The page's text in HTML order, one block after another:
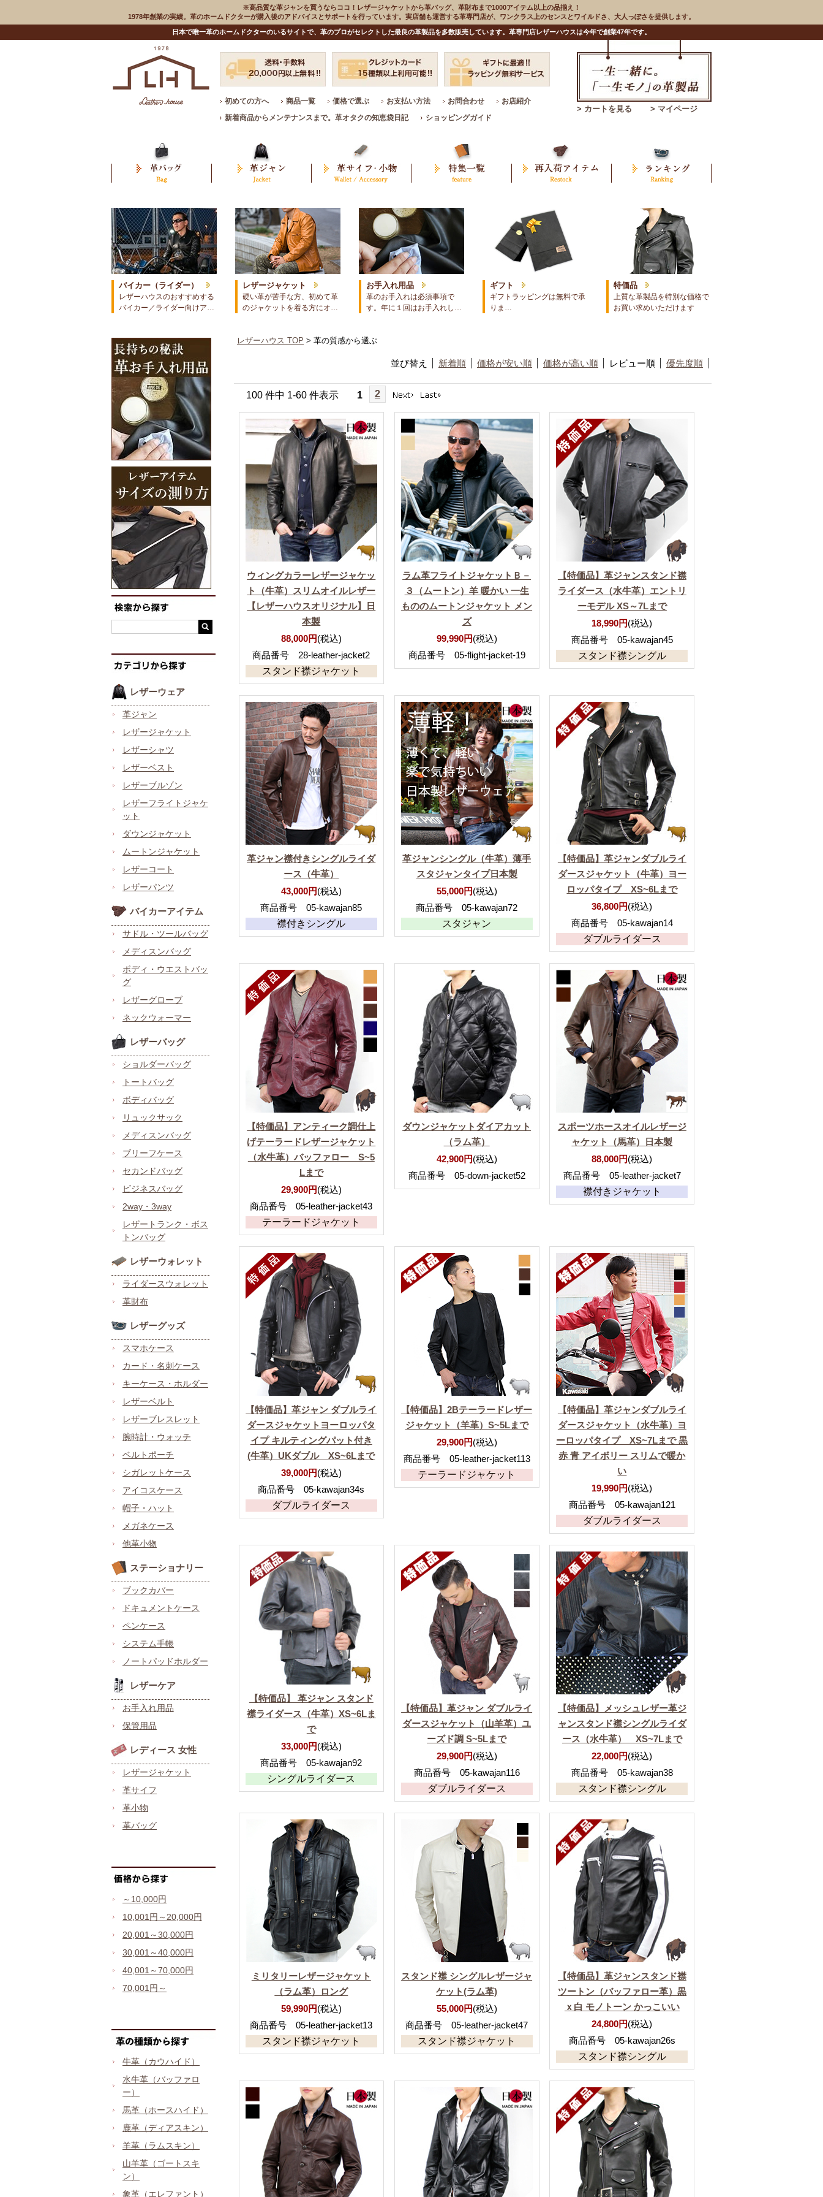
※高品質な革ジャンを買うならココ！レザージャケットから革バッグ、革財布まで1000アイテム以上の品揃え！
1978年創業の実績。革のホームドクターが購入後のアドバイスとサポートを行っています。実店舗も運営する革専門店が、ワンクラス上のセンスとワイルドさ、大人っぽさを提供します。
日本で唯一革のホームドクターのいるサイトで、革のプロがセレクトした最良の革製品を多数販売しています。革専門店レザーハウスは今年で創業47年です。
初めての方へ 商品一覧 価格で選ぶ お支払い方法 お問合わせ
お店紹介
新着商品からメンテナンスまで。革オタクの知恵袋日記
ショッピングガイド
> カートを見る > マイページ
バイカー（ライダー）
レザーハウスのおすすめする
バイカー／ライダー向けア…
レザージャケット
硬い革が苦手な方、初めて革
のジャケットを着る方にオ…
お手入れ用品
革のお手入れは必須事項で
す。年に１回はお手入れし…
ギフト
ギフトラッピングは無料で承
りま…
特価品
上質な革製品を特別な価格で
お買い求めいただけます
レザーウェア
革ジャン
レザージャケット
レザーシャツ
レザーベスト
レザーブルゾン
レザーフライトジャケ
ット
ダウンジャケット
ムートンジャケット
レザーコート
レザーパンツ
バイカーアイテム
サドル・ツールバッグ
メディスンバッグ
ボディ・ウエストバッ
グ
レザーグローブ
ネックウォーマー
レザーバッグ
ショルダーバッグ
トートバッグ
ボディバッグ
リュックサック
メディスンバッグ
ブリーフケース
セカンドバッグ
ビジネスバッグ
2way・3way
レザートランク・ボス
トンバッグ
レザーウォレット
ライダースウォレット
革財布
レザーグッズ
スマホケース
カード・名刺ケース
キーケース・ホルダー
レザーベルト
レザーブレスレット
腕時計・ウォッチ
ベルトポーチ
シガレットケース
アイコスケース
帽子・ハット
メガネケース
他革小物
ステーショナリー
ブックカバー
ドキュメントケース
ペンケース
システム手帳
ノートパッドホルダー
レザーケア
お手入れ用品
保管用品
レディース 女性
レザージャケット
革サイフ
革小物
革バッグ
～10,000円
10,001円～20,000円
20,001～30,000円
30,001～40,000円
40,001～70,000円
70,001円～
牛革（カウハイド）
水牛革（バッファロ
ー）
馬革（ホースハイド）
鹿革（ディアスキン）
羊革（ラムスキン）
山羊革（ゴートスキ
ン）
象革（エレファント）
レザーハウス TOP > 革の質感から選ぶ
並び替え 新着順 価格が安い順 価格が高い順 レビュー順 優先度順
100 件中 1-60 件表示 1 2
ウィングカラーレザージャケッ
ト（牛革）スリムオイルレザー
【レザーハウスオリジナル】日
本製
88,000円(税込)
商品番号 28-leather-jacket2
スタンド襟ジャケット
ラム革フライトジャケットＢ－
３（ムートン）羊 暖かい 一生
もののムートンジャケット メン
ズ
99,990円(税込)
商品番号 05-flight-jacket-19
【特価品】革ジャンスタンド襟
ライダース（水牛革）エントリ
ーモデル XS～7Lまで
18,990円(税込)
商品番号 05-kawajan45
スタンド襟シングル
革ジャン襟付きシングルライダ
ース（牛革）
43,000円(税込)
商品番号 05-kawajan85
襟付きシングル
革ジャンシングル（牛革）薄手
スタジャンタイプ日本製
55,000円(税込)
商品番号 05-kawajan72
スタジャン
【特価品】革ジャンダブルライ
ダースジャケット（牛革）ヨー
ロッパタイプ XS~6Lまで
36,800円(税込)
商品番号 05-kawajan14
ダブルライダース
【特価品】アンティーク調仕上
げテーラードレザージャケット
（水牛革）バッファロー S~5
Lまで
29,900円(税込)
商品番号 05-leather-jacket43
テーラードジャケット
ダウンジャケットダイアカット
（ラム革）
42,900円(税込)
商品番号 05-down-jacket52
スポーツホースオイルレザージ
ャケット（馬革）日本製
88,000円(税込)
商品番号 05-leather-jacket7
襟付きジャケット
【特価品】革ジャン ダブルライ
ダースジャケットヨーロッパタ
イプ キルティングパット付き
(牛革）UKダブル XS~6Lまで
39,000円(税込)
商品番号 05-kawajan34s
ダブルライダース
【特価品】2Bテーラードレザー
ジャケット（羊革）S~5Lまで
29,900円(税込)
商品番号 05-leather-jacket113
テーラードジャケット
【特価品】革ジャンダブルライ
ダースジャケット（水牛革）ヨ
ーロッパタイプ XS~7Lまで 黒
赤 青 アイボリー スリムで暖か
い
19,990円(税込)
商品番号 05-kawajan121
ダブルライダース
【特価品】 革ジャン スタンド
襟ライダース（牛革）XS~6Lま
で
33,000円(税込)
商品番号 05-kawajan92
シングルライダース
【特価品】革ジャン ダブルライ
ダースジャケット（山羊革）ユ
ーズド調 S~5Lまで
29,900円(税込)
商品番号 05-kawajan116
ダブルライダース
【特価品】メッシュレザー革ジ
ャンスタンド襟シングルライダ
ース（水牛革） XS~7Lまで
22,000円(税込)
商品番号 05-kawajan38
スタンド襟シングル
ミリタリーレザージャケット
（ラム革）ロング
59,990円(税込)
商品番号 05-leather-jacket13
スタンド襟ジャケット
スタンド襟 シングルレザージャ
ケット(ラム革)
55,000円(税込)
商品番号 05-leather-jacket47
スタンド襟ジャケット
【特価品】革ジャンスタンド襟
ツートン（バッファロー革）黒
ｘ白 モノトーン かっこいい
24,800円(税込)
商品番号 05-kawajan26s
スタンド襟シングル